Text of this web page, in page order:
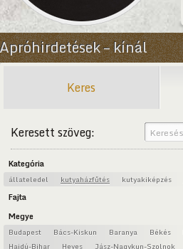
Apróhirdetések – kínál
Keres
Keresett szöveg:
Kategória
állateledel kutyaházfűtés kutyakiképzés
Fajta
Megye
Budapest Bács-Kiskun Baranya Békés
Hajdú-Bihar
Heves Jász-Nagykun-Szolnok